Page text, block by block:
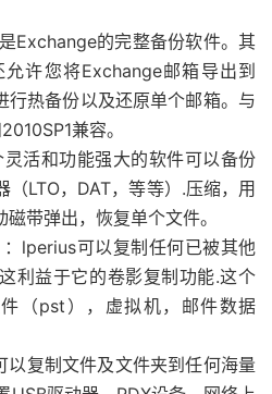
Exchange的完整备份软件。其
许您将Exchange邮箱导出到
行热备份以及还原单个邮箱。与
兼容。
活和功能强大的软件可以备份
LTO，DAT，等等）.压缩，用
带弹出，恢复单个文件。
：lperius可以复制任何已被其他
利益于它的卷影复制功能.这个
（pst），虚拟机，邮件数据
以复制文件及文件夹到任何海量